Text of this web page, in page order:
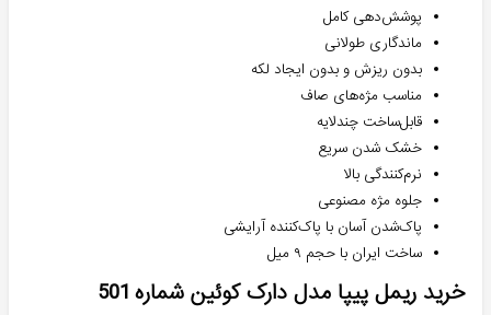
پوشش‌دهی کامل
ماندگاری طولانی
بدون ریزش و بدون ایجاد لکه
مناسب مژه‌های صاف
قابل‌ساخت چندلایه
خشک شدن سریع
نرم‌کنندگی بالا
جلوه مژه مصنوعی
پاک‌شدن آسان با پاک‌کننده آرایشی
ساخت ایران با حجم ۹ میل
خرید ریمل پیپا مدل دارک کوئین شماره 501